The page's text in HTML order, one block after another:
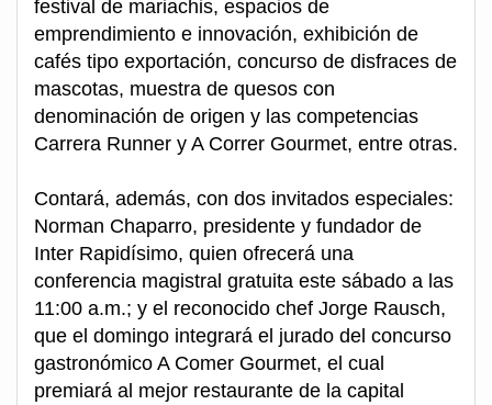
festival de mariachis, espacios de
emprendimiento e innovación, exhibición de
cafés tipo exportación, concurso de disfraces de
mascotas, muestra de quesos con
denominación de origen y las competencias
Carrera Runner y A Correr Gourmet, entre otras.
Contará, además, con dos invitados especiales:
Norman Chaparro, presidente y fundador de
Inter Rapidísimo, quien ofrecerá una
conferencia magistral gratuita este sábado a las
11:00 a.m.; y el reconocido chef Jorge Rausch,
que el domingo integrará el jurado del concurso
gastronómico A Comer Gourmet, el cual
premiará al mejor restaurante de la capital